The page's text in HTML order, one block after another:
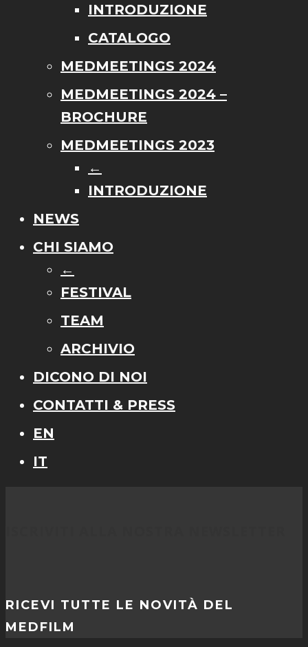
INTRODUZIONE
CATALOGO
MEDMEETINGS 2024
MEDMEETINGS 2024 –
BROCHURE
MEDMEETINGS 2023
←
INTRODUZIONE
NEWS
CHI SIAMO
←
FESTIVAL
TEAM
ARCHIVIO
DICONO DI NOI
CONTATTI & PRESS
EN
IT
RICEVI TUTTE LE NOVITÀ DEL
MEDFILM